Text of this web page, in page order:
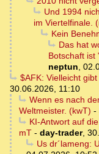
Und 1994
im Viertelfinale.
Kein
Das hat
Botschaft ist
neptun,
$AFK: Vielleicht
30.06.2026, 11:10
Wenn es nach
Weltmeister. (kwT) -
KI-Antwort auf
mT - day-trader,
Us dr´lameng: